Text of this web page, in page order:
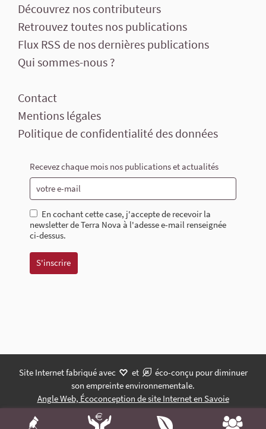
Découvrez nos contributeurs
Retrouvez toutes nos publications
Flux RSS de nos dernières publications
Qui sommes-nous ?
Contact
Mentions légales
Politique de confidentialité des données
Recevez chaque mois nos publications et actualités
En cochant cette case, j'accepte de recevoir la
newsletter de Terra Nova à l'adesse e-mail renseignée
ci-dessus.
Site Internet fabriqué avec et
éco-conçu pour diminuer
son empreinte environnementale.
Angle Web, Écoconception de site Internet en Savoie